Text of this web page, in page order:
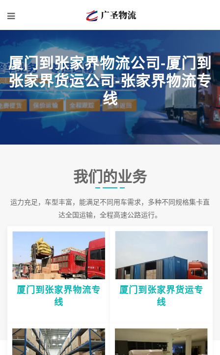
厦门到张家界物流公司-厦门到
张家界货运公司-张家界物流专
线
我们的业务
运力充足，车型丰富，能满足不同用车需求，多种不同规格集卡直
达全国运输，全程高速公路运行。
厦门到张家界物流专
线
厦门到张家界货运专
线